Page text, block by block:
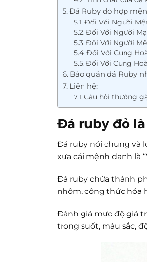
Đá Ruby đỏ hợp
Đối Với Người
Đối Với Người
Đối Với Người
Đối Với Cung
Đối Với Cung
Bảo quản đá Ruby
Liên hệ:
Câu hỏi thường
Đá ruby đỏ là
Đá ruby nói chung và
xưa cái mệnh danh là
Đá ruby chứa thành
nhôm, công thức hóa
Đánh giá mực độ giá
trong suốt, màu sắc,